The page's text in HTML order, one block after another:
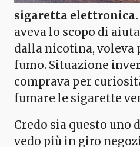
sigaretta elettronica.
aveva lo scopo di
dalla nicotina, voleva
fumo. Situazione
comprava per
fumare le sigarette
Credo sia questo uno
vedo più in giro